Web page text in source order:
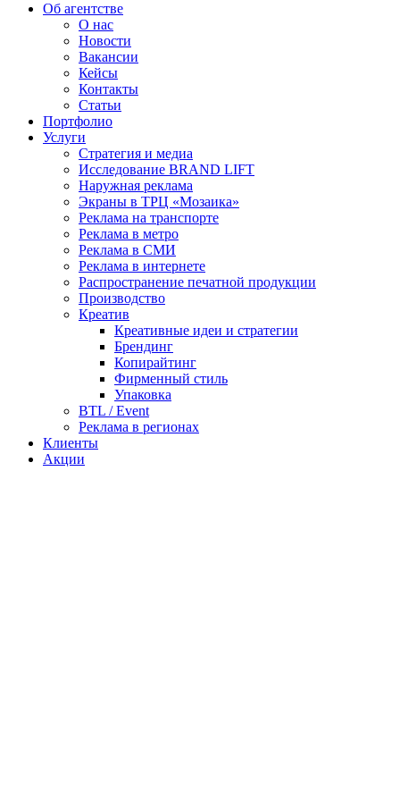
Об агентстве
О нас
Новости
Вакансии
Кейсы
Контакты
Статьи
Портфолио
Услуги
Стратегия и медиа
Исследование BRAND LIFT
Наружная реклама
Экраны в ТРЦ «Мозаика»
Реклама на транспорте
Реклама в метро
Реклама в СМИ
Реклама в интернете
Распространение печатной продукции
Производство
Креатив
Креативные идеи и стратегии
Брендинг
Копирайтинг
Фирменный стиль
Упаковка
BTL / Event
Реклама в регионах
Клиенты
Акции